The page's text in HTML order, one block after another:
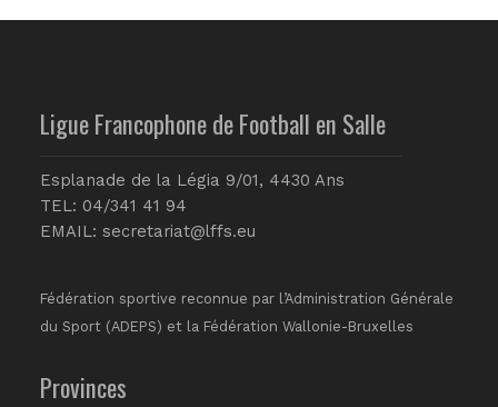
Ligue Francophone de Football en Salle
Esplanade de la Légia 9/01, 4430 Ans
TEL: 04/341 41 94
EMAIL: secretariat@lffs.eu
Fédération sportive reconnue par l’Administration Générale
du Sport (ADEPS) et la Fédération Wallonie-Bruxelles
Provinces